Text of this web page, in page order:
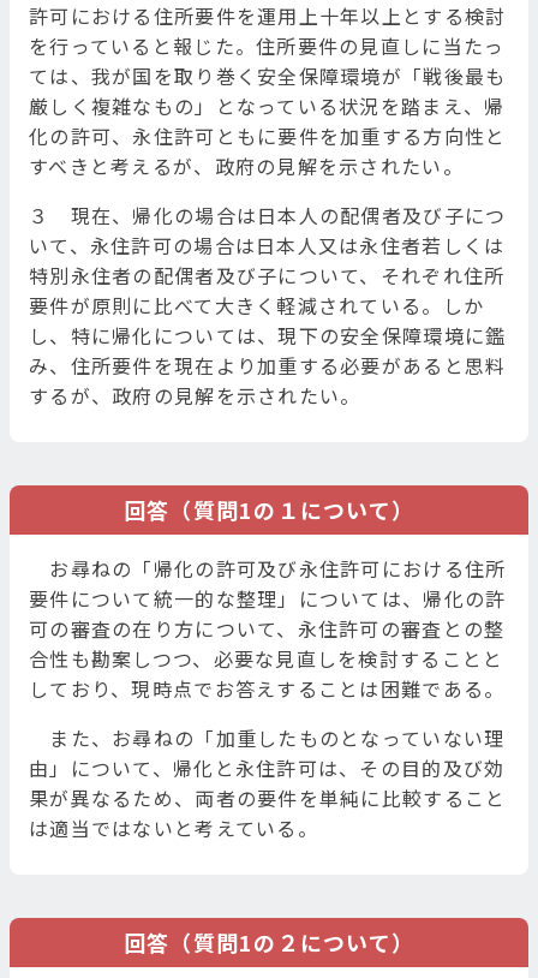
許可における住所要件を運用上十年以上とする検討
を行っていると報じた。住所要件の見直しに当たっ
ては、我が国を取り巻く安全保障環境が「戦後最も
厳しく複雑なもの」となっている状況を踏まえ、帰
化の許可、永住許可ともに要件を加重する方向性と
すべきと考えるが、政府の見解を示されたい。
３ 現在、帰化の場合は日本人の配偶者及び子につ
いて、永住許可の場合は日本人又は永住者若しくは
特別永住者の配偶者及び子について、それぞれ住所
要件が原則に比べて大きく軽減されている。しか
し、特に帰化については、現下の安全保障環境に鑑
み、住所要件を現在より加重する必要があると思料
するが、政府の見解を示されたい。
回答（質問1の１について）
お尋ねの「帰化の許可及び永住許可における住所
要件について統一的な整理」については、帰化の許
可の審査の在り方について、永住許可の審査との整
合性も勘案しつつ、必要な見直しを検討することと
しており、現時点でお答えすることは困難である。
また、お尋ねの「加重したものとなっていない理
由」について、帰化と永住許可は、その目的及び効
果が異なるため、両者の要件を単純に比較すること
は適当ではないと考えている。
回答（質問1の２について）